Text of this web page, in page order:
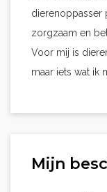
dierenoppasser
zorgzaam en
Voor mij is
maar iets wat ik
Mijn